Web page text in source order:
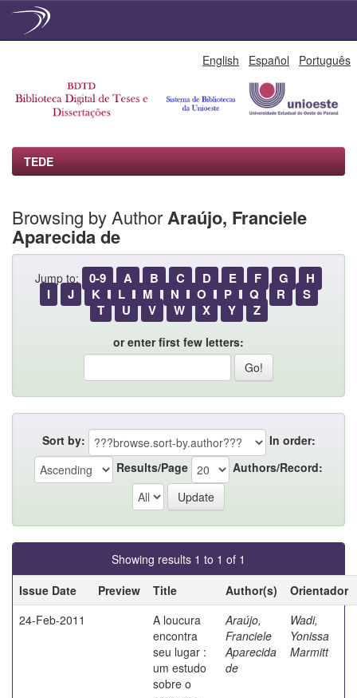
English Español Português
TEDE
Browsing by AuthorAraújo, Franciele
Aparecida de
Jump to: 0-9 A B C D E F G
H
I
J K L M N O P Q R
S
T
U V W X Y Z
or enter first few letters:
Sort by:
In order:
Results/Page
Authors/Record:
Showing results 1 to 1 of 1
Issue Date
Preview Title Author(s)
Orientador
24-Feb-2011
A loucura
encontra
seu lugar :
um estudo
sobre o
Araújo,
Franciele
Aparecida
de
Wadi,
Yonissa
Marmitt